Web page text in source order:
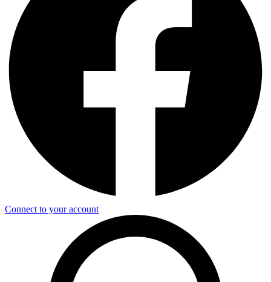
Connect to your account